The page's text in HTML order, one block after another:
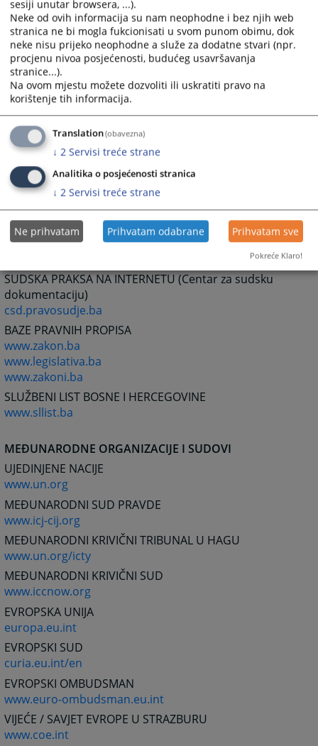
Delegacija Evropske komisije u BiH
www.delbih.cec.eu.int
Komisija za imovinske zahtjeve raseljenih lica i
izbjeglica (CRPC)
www.crpc.org.ba
UNHCR BiH
www.unhcr.ba
Dom za ljudska prava za BiH
www.hrc.ba
ADVOKATSKE KOMORE
Advokatska komora Federacije Bosna i Hercegovine
www.advokomfbih.ba
Advokatska komora Republike Srpske
SUDSKA PRAKSA NA INTERNETU (Centar za sudsku
dokumentaciju)
csd.pravosudje.ba
BAZE PRAVNIH PROPISA
www.zakon.ba
www.legislativa.ba
www.zakoni.ba
SLUŽBENI LIST BOSNE I HERCEGOVINE
www.sllist.ba
MEĐUNARODNE ORGANIZACIJE I SUDOVI
UJEDINJENE NACIJE
www.un.org
MEĐUNARODNI SUD PRAVDE
www.icj-cij.org
MEĐUNARODNI KRIVIČNI TRIBUNAL U HAGU
www.un.org/icty
MEĐUNARODNI KRIVIČNI SUD
www.iccnow.org
EVROPSKA UNIJA
europa.eu.int
EVROPSKI SUD
curia.eu.int/en
EVROPSKI OMBUDSMAN
www.euro-ombudsman.eu.int
VIJEĆE / SAVJET EVROPE U STRAZBURU
www.coe.int
sesiji unutar browsera, ...).
Neke od ovih informacija su nam neophodne i bez njih web
stranica ne bi mogla fukcionisati u svom punom obimu, dok
neke nisu prijeko neophodne a služe za dodatne stvari (npr.
procjenu nivoa posjećenosti, budućeg usavršavanja
stranice...).
Na ovom mjestu možete dozvoliti ili uskratiti pravo na
korištenje tih informacija.
Translation(obavezna)
↓ 2 Servisi treće strane
Analitika o posjećenosti stranica
↓ 2 Servisi treće strane
Ne prihvatam Prihvatam odabrane Prihvatam sve
Pokreće Klaro!